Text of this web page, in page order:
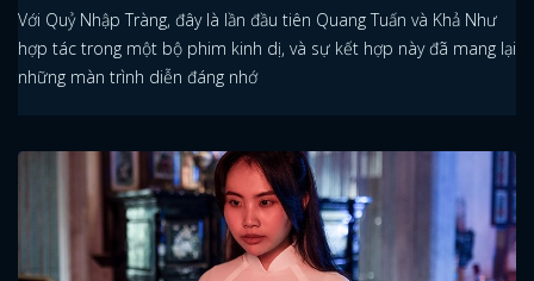
Với Quỷ Nhập Tràng, đây là lần đầu tiên Quang Tuấn và Khả Như
hợp tác trong một bộ phim kinh dị, và sự kết hợp này đã mang lại
những màn trình diễn đáng nhớ